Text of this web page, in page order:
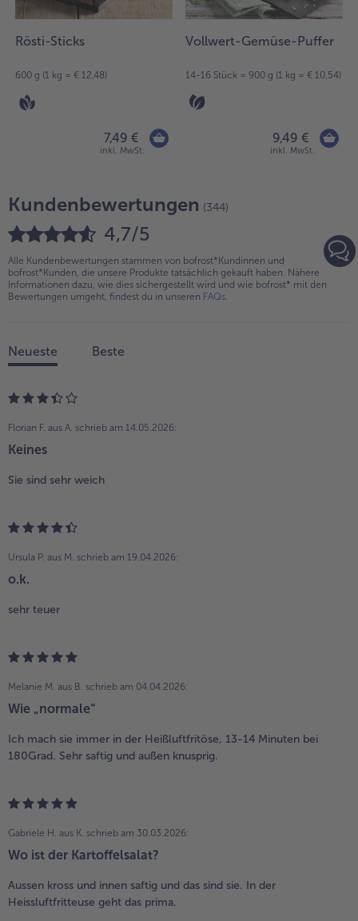
Rösti-Sticks
600 g (1 kg = € 12,48)
7,49 €
inkl. MwSt.
Vollwert-Gemüse-Puffer
14-16 Stück = 900 g (1 kg = € 10,54)
9,49 €
inkl. MwSt.
Kundenbewertungen (344)
4,7/5
Alle Kundenbewertungen stammen von bofrost*Kundinnen und
bofrost*Kunden, die unsere Produkte tatsächlich gekauft haben. Nähere
Informationen dazu, wie dies sichergestellt wird und wie bofrost* mit den
Bewertungen umgeht, findest du in unseren FAQs
Neueste Beste
Florian F. aus A. schrieb am 14.05.2026:
Keines
Sie sind sehr weich
Ursula P. aus M. schrieb am 19.04.2026:
o.k.
sehr teuer
Melanie M. aus B. schrieb am 04.04.2026:
Wie „normale“
Ich mach sie immer in der Heißluftfritöse, 13-14 Minuten bei
180Grad. Sehr saftig und außen knusprig.
Gabriele H. aus K. schrieb am 30.03.2026:
Wo ist der Kartoffelsalat?
Aussen kross und innen saftig und das sind sie. In der
Heissluftfritteuse geht das prima.